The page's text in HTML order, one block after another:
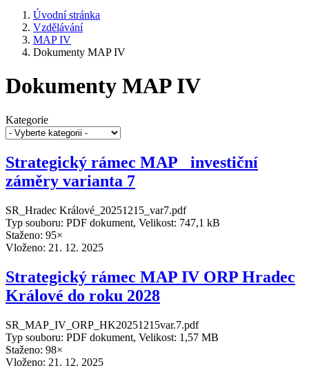
Úvodní stránka
Vzdělávání
MAP IV
Dokumenty MAP IV
Dokumenty MAP IV
Kategorie
Strategický rámec MAP_ investiční
záměry varianta 7
SR_Hradec Králové_20251215_var7.pdf
Typ souboru: PDF dokument, Velikost: 747,1 kB
Staženo: 95×
Vloženo: 21. 12. 2025
Strategický rámec MAP IV ORP Hradec
Králové do roku 2028
SR_MAP_IV_ORP_HK20251215var.7.pdf
Typ souboru: PDF dokument, Velikost: 1,57 MB
Staženo: 98×
Vloženo: 21. 12. 2025